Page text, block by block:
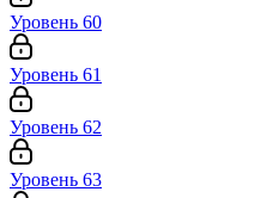
Уровень 60
Уровень 61
Уровень 62
Уровень 63